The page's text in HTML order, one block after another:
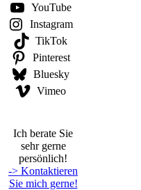
YouTube
Instagram
TikTok
Pinterest
Bluesky
Vimeo
Ich berate Sie
sehr gerne
persönlich!
-> Kontaktieren
Sie mich gerne!